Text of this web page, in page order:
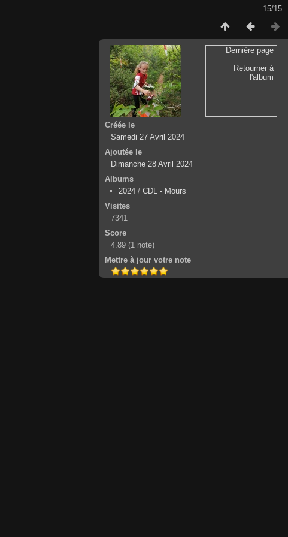
15/15
Dernière page
Retourner à
l'album
Créée le
Samedi 27 Avril 2024
Ajoutée le
Dimanche 28 Avril 2024
Albums
2024 /CDL - Mours
Visites
7341
Score
4.89 (1 note)
Mettre à jour votre note